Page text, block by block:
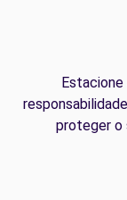
proteger o